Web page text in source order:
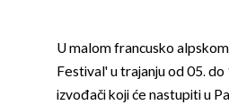
U malom francusko
Festival' u trajanju od 05.
izvođači koji će nastupiti u